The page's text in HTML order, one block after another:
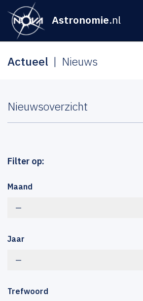
Astronomie.nl
Actueel Nieuws
Nieuwsoverzicht
Filter op:
Maand
—
Jaar
—
Trefwoord